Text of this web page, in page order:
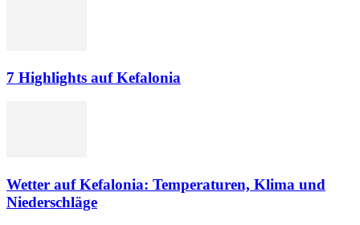
7 Highlights auf Kefalonia
Wetter auf Kefalonia: Temperaturen, Klima und
Niederschläge